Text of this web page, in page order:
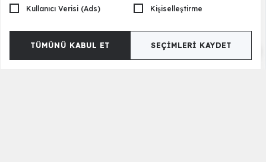
Kullanıcı Verisi (Ads) Kişiselleştirme
TÜMÜNÜ KABUL ET SEÇIMLERI KAYDET